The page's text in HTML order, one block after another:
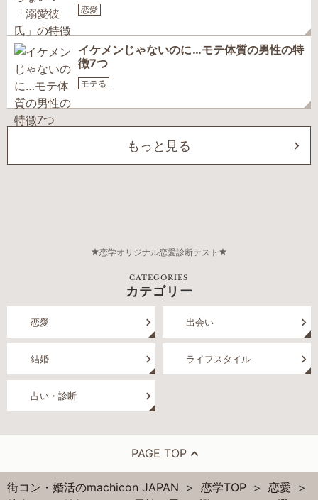
恋愛
イケメンじゃないのに…モテ体質の男性の特
徴7つ
モテる
もっと見る
恋学オリジナル恋愛診断テスト
CATEGORIES
カテゴリー
恋愛 出会い
結婚 ライフスタイル
占い・診断
PAGE TOP
街コン・婚活のmachicon JAPAN 恋学TOP
恋愛